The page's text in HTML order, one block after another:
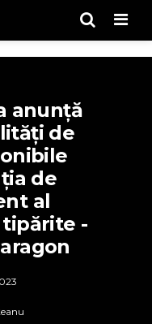
anunță
de
de
al
-